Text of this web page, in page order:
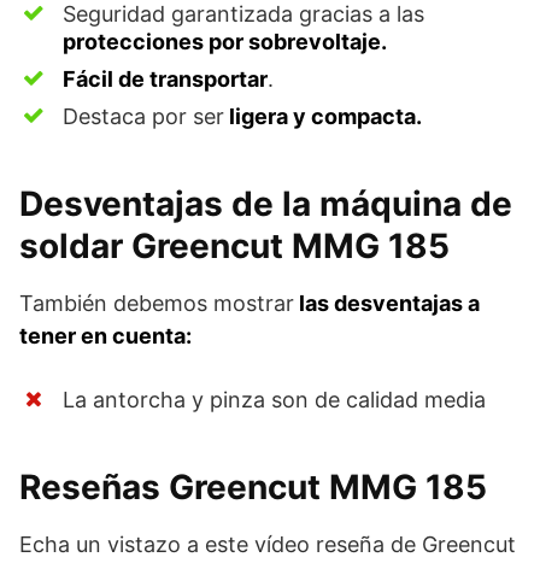
Seguridad garantizada gracias a las
protecciones por sobrevoltaje.
Fácil de transportar.
Destaca por ser ligera y compacta.
Desventajas de la máquina de
soldar Greencut MMG 185
También debemos mostrar las desventajas a
tener en cuenta:
La antorcha y pinza son de calidad media
Reseñas Greencut MMG 185
Echa un vistazo a este vídeo reseña de Greencut